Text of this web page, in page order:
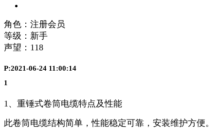
角色：注册会员
等级：新手
声望： 118
P:2021-06-24 11:00:14
1
1、重锤式卷筒电缆特点及性能
此卷筒电缆结构简单，性能稳定可靠，安装维护方便。